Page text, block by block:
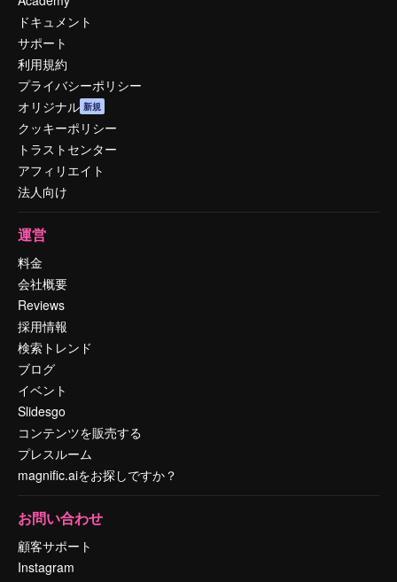
ドキュメント
サポート
利用規約
プライバシーポリシー
オリジナル 新規
クッキーポリシー
トラストセンター
アフィリエイト
法人向け
運営
料金
会社概要
Reviews
採用情報
検索トレンド
ブログ
イベント
Slidesgo
コンテンツを販売する
プレスルーム
magnific.aiをお探しですか？
お問い合わせ
顧客サポート
Instagram